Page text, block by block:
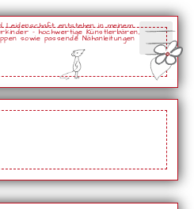
Leidenschaft entstehen in meinem
- hochwertige Künstlerbären,
sowie passende Nähanleitungen